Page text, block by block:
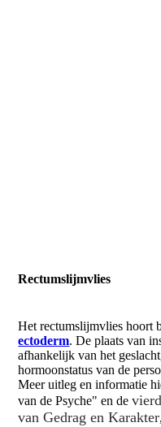
Rectumslijmvlies
Het rectumslijmvlies hoort
ectoderm. De plaats van
afhankelijk van het
hormoonstatus van de
Meer uitleg en informatie
van de Psyche" en de
van Gedrag en Karakter